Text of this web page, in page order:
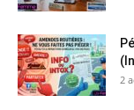
2